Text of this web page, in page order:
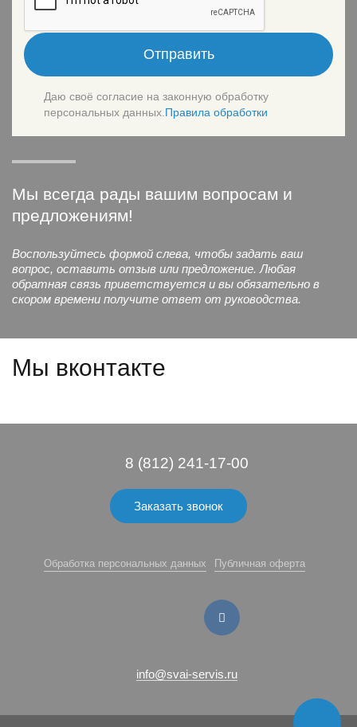
Отправить
Даю своё согласие на законную обработку
персональных данных. Правила обработки
Мы всегда рады вашим вопросам и
предложениям!
Воспользуйтесь формой слева, чтобы задать ваш
вопрос, оставить отзыв или предложение. Любая
обратная связь приветствуется и вы обязательно в
скором времени получите ответ от руководства.
Мы вконтакте
8 (812) 241-17-00
Заказать звонок
Обработка персональных данных Публичная оферта
info@svai-servis.ru